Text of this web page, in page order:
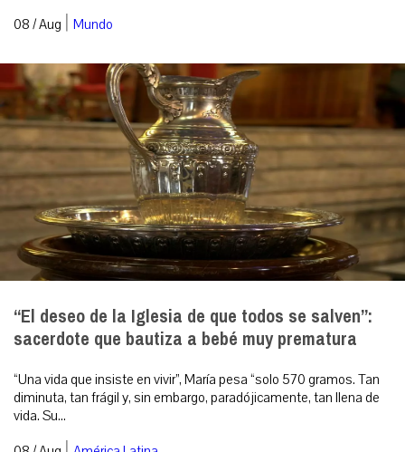
08 / Aug | Mundo
“El deseo de la Iglesia de que todos se salven”:
sacerdote que bautiza a bebé muy prematura
“Una vida que insiste en vivir”, María pesa “solo 570 gramos. Tan
diminuta, tan frágil y, sin embargo, paradójicamente, tan llena de
vida. Su...